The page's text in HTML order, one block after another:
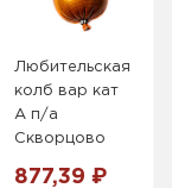
Любительская
колб вар кат
А п/а
Скворцово
877,39 ₽